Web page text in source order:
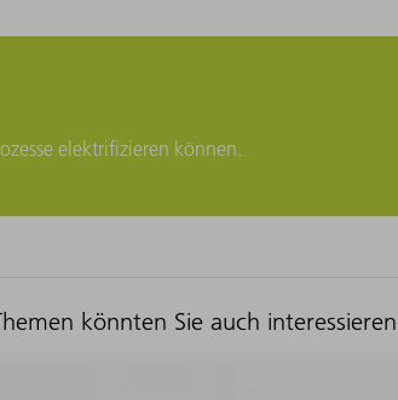
elektrifizieren können.
könnten Sie auch interessieren